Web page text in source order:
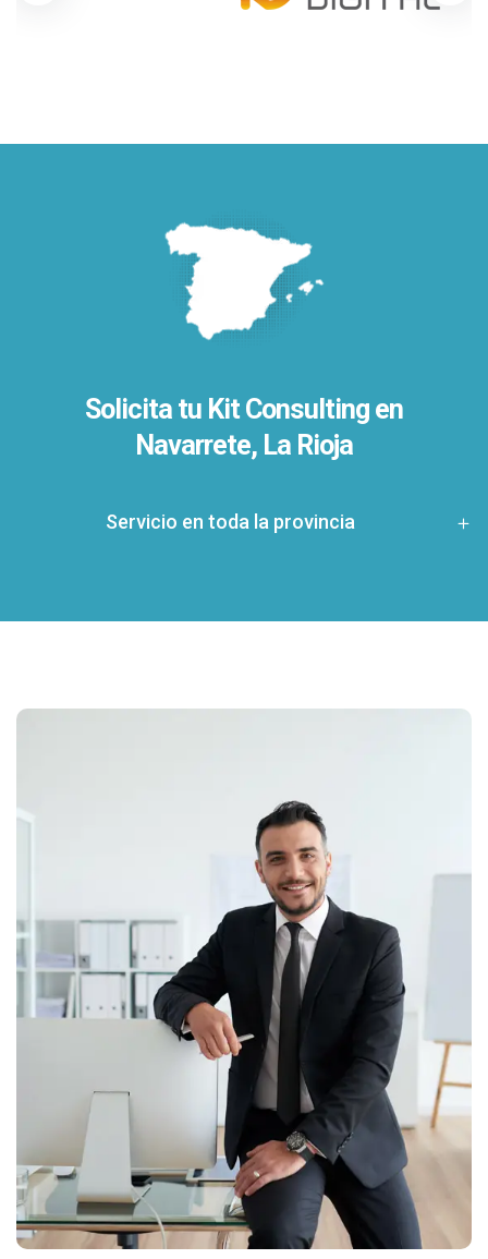
Solicita tu Kit Consulting en
Navarrete, La Rioja
Servicio en toda la provincia